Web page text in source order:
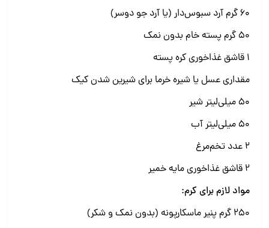
۶۰ گرم آرد سبوس‌دار (یا آرد جو دوسر)
۵۰ گرم پسته خام بدون نمک
۱ قاشق غذاخوری کره پسته
مقداری عسل یا شیره خرما برای شیرین شدن کیک
۵۰ میلی‌لیتر شیر
۵۰ میلی‌لیتر آب
۲ عدد تخم‌مرغ
۲ قاشق غذاخوری مایه خمیر
مواد لازم برای کرم:
۲۵۰ گرم پنیر ماسکارپونه (بدون نمک و شکر)